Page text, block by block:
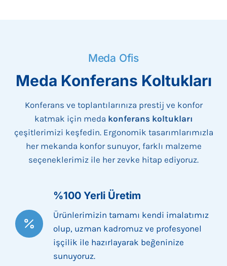
Meda Ofis
Meda Konferans Koltukları
Konferans ve toplantılarınıza prestij ve konfor
katmak için meda konferans koltukları
çeşitlerimizi keşfedin. Ergonomik tasarımlarımızla
her mekanda konfor sunuyor, farklı malzeme
seçeneklerimiz ile her zevke hitap ediyoruz.
%100 Yerli Üretim
Ürünlerimizin tamamı kendi imalatımız
olup, uzman kadromuz ve profesyonel
işçilik ile hazırlayarak beğeninize
sunuyoruz.